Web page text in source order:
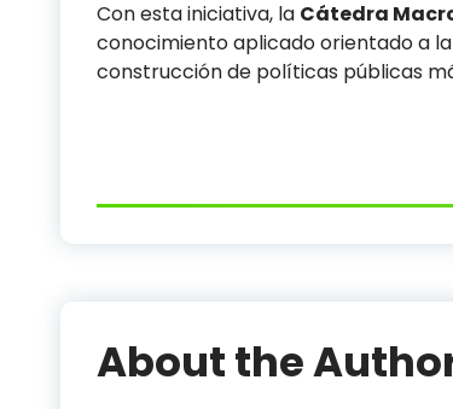
Con esta iniciativa, la Cátedra
conocimiento aplicado orientado a
construcción de políticas públicas
About the